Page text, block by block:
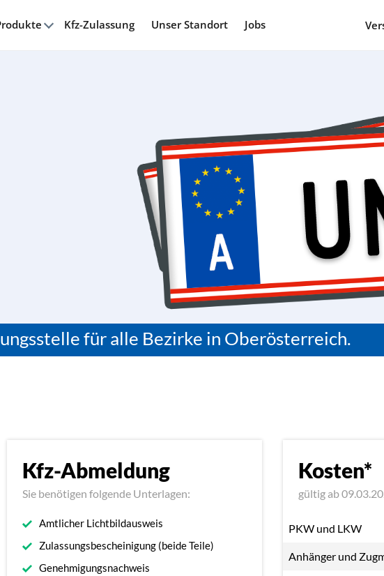
Kfz-Zulassung Unser Standort Jobs
für alle Bezirke in Oberösterreich.
Kfz-Abmeldung
Sie benötigen folgende Unterlagen:
Amtlicher Lichtbildausweis
Zulassungsbescheinigung (beide Teile)
Genehmigungsnachweis
Kosten*
gültig ab
PKW und LKW
Anhänger und